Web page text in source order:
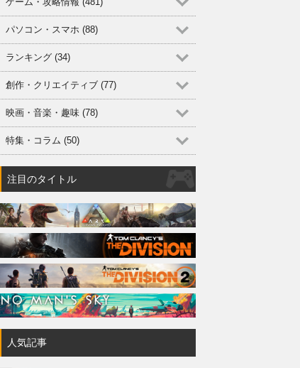
パソコン・スマホ (88)
ランキング (34)
創作・クリエイティブ (77)
映画・音楽・趣味 (78)
特集・コラム (50)
注目のタイトル
人気記事